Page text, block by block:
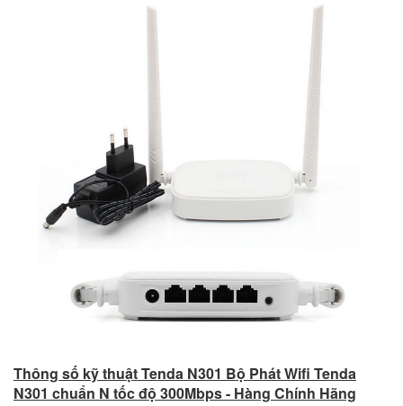
Thông số kỹ thuật Tenda N301 Bộ Phát Wifi Tenda
N301 chuẩn N tốc độ 300Mbps - Hàng Chính Hãng